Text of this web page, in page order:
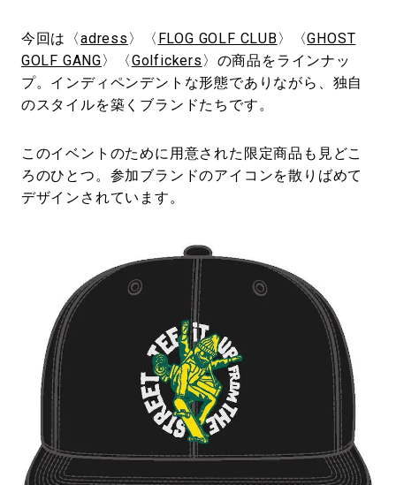
今回は〈adress 〉〈 FLOG GOLF CLUB〉〈GHOST
GOLF GANG〉〈Golfickers 〉の商品をラインナッ
プ。インディペンデントな形態でありながら、独自
のスタイルを築くブランドたちです。
このイベントのために用意された限定商品も見どこ
ろのひとつ。参加ブランドのアイコンを散りばめて
デザインされています。